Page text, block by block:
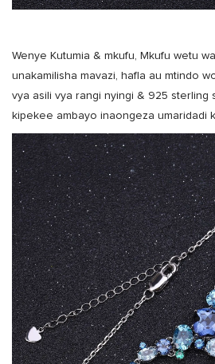
Wenye Kutumia & mkufu, Mkufu wetu
unakamilisha mavazi, hafla au mtindo
vya asili vya rangi nyingi & 925 sterling
kipekee ambayo inaongeza umaridadi